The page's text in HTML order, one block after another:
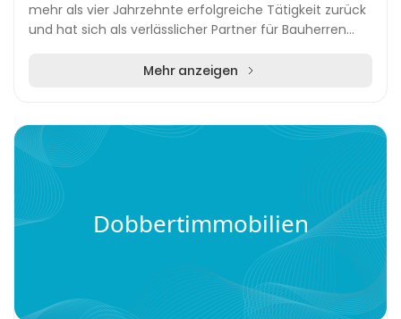
mehr als vier Jahrzehnte erfolgreiche Tätigkeit zurück
und hat sich als verlässlicher Partner für Bauherren
Mehr anzeigen
Dobbertimmobilien